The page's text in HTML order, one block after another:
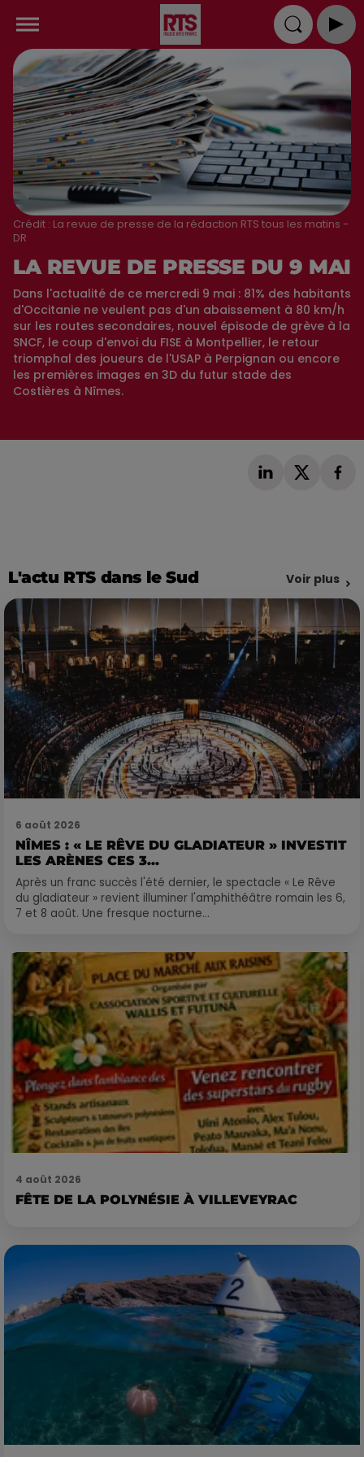
Crédit : La revue de presse de la rédaction RTS tous les matins -
DR
LA REVUE DE PRESSE DU 9 MAI
Dans l'actualité de ce mercredi 9 mai : 81% des habitants
d'Occitanie ne veulent pas d'un abaissement à 80 km/h
sur les routes secondaires, nouvel épisode de grève à la
SNCF, le coup d'envoi du FISE à Montpellier, le retour
triomphal des joueurs de l'USAP à Perpignan ou encore
les premières images en 3D du futur stade des
Costières à Nîmes.
L'actu RTS dans le Sud Voir plus
6 août 2026
NÎMES : « LE RÊVE DU GLADIATEUR » INVESTIT
LES ARÈNES CES 3...
Après un franc succès l'été dernier, le spectacle « Le Rêve
du gladiateur » revient illuminer l'amphithéâtre romain les 6,
7 et 8 août. Une fresque nocturne...
4 août 2026
FÊTE DE LA POLYNÉSIE À VILLEVEYRAC